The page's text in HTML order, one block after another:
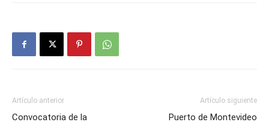
Artículo anterior
Convocatoria de la
Artículo siguiente
Puerto de Montevideo